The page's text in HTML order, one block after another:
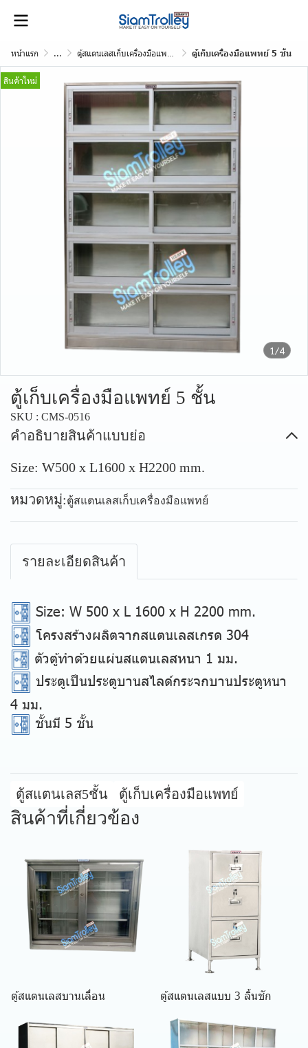
หน้าแรก ... ตู้สแตนเลสเก็บเครื่องมือแพทย์ ตู้เก็บเครื่องมือแพทย์ 5 ชั้น
1/4
สินค้าใหม่
ตู้เก็บเครื่องมือแพทย์ 5 ชั้น
SKU : CMS-0516
คำอธิบายสินค้าแบบย่อ
Size: W500 x L1600 x H2200 mm.
หมวดหมู่:ตู้สแตนเลสเก็บเครื่องมือแพทย์
รายละเอียดสินค้า
Size: W 500 x L 1600 x H 2200 mm.
โครงสร้างผลิตจากสแตนเลสเกรด 304
ตัวตู้ทำด้วยแผ่นสแตนเลสหนา 1 มม.
ประตูเป็นประตูบานสไลด์กระจกบานประตูหนา
4 มม.
ชั้นมี 5 ชั้น
ตู้สแตนเลส5ชั้น ตู้เก็บเครื่องมือแพทย์
สินค้าที่เกี่ยวข้อง
ตู้สแตนเลสบานเลื่อน ตู้สแตนเลสแบบ 3 ลิ้นชัก